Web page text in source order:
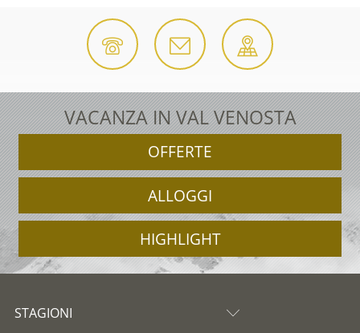
VACANZA IN VAL VENOSTA
OFFERTE
ALLOGGI
HIGHLIGHT
STAGIONI